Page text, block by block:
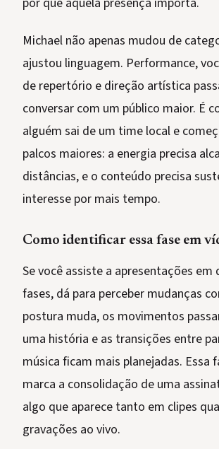
Michael não apenas mudou de
ajustou linguagem. Performance,
de repertório e direção artística
conversar com um público maior. É
alguém sai de um time local e
palcos maiores: a energia precisa
distâncias, e o conteúdo precisa
interesse por mais tempo.
Como identificar essa fase em
Se você assiste a apresentações em
fases, dá para perceber mudanças
postura muda, os movimentos
uma história e as transições entre
música ficam mais planejadas. Essa
marca a consolidação de uma
algo que aparece tanto em clipes
gravações ao vivo.